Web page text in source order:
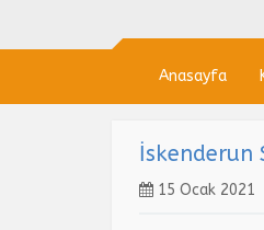
Anasayfa
İskenderun
15 Ocak 2021